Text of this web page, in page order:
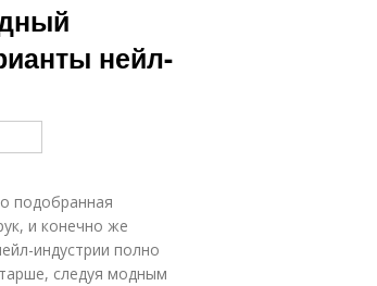
нейл-
подобранная
и конечно же
индустрии полно
следуя модным